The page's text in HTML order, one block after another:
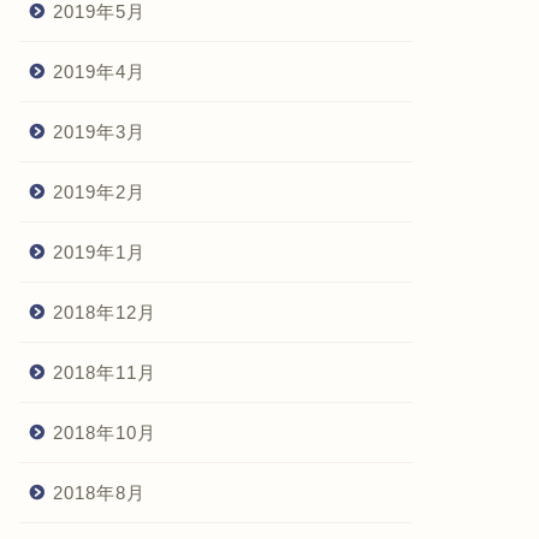
2019年5月
2019年4月
2019年3月
2019年2月
2019年1月
2018年12月
2018年11月
2018年10月
2018年8月